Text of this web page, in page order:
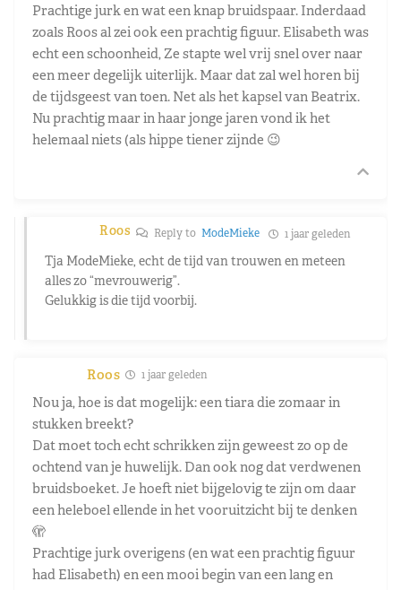
Prachtige jurk en wat een knap bruidspaar. Inderdaad
zoals Roos al zei ook een prachtig figuur. Elisabeth was
echt een schoonheid, Ze stapte wel vrij snel over naar
een meer degelijk uiterlijk. Maar dat zal wel horen bij
de tijdsgeest van toen. Net als het kapsel van Beatrix.
Nu prachtig maar in haar jonge jaren vond ik het
helemaal niets (als hippe tiener zijnde 😉
Roos Reply to ModeMieke 1 jaar geleden
Tja ModeMieke, echt de tijd van trouwen en meteen
alles zo “mevrouwerig”.
Gelukkig is die tijd voorbij.
Roos 1 jaar geleden
Nou ja, hoe is dat mogelijk: een tiara die zomaar in
stukken breekt?
Dat moet toch echt schrikken zijn geweest zo op de
ochtend van je huwelijk. Dan ook nog dat verdwenen
bruidsboeket. Je hoeft niet bijgelovig te zijn om daar
een heleboel ellende in het vooruitzicht bij te denken
🫣
Prachtige jurk overigens (en wat een prachtig figuur
had Elisabeth) en een mooi begin van een lang en